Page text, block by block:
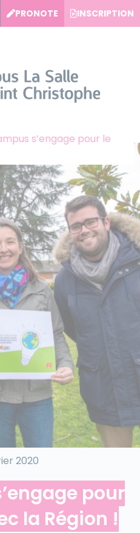
PRONOTE INSCRIPTION
s’engage pour le
2020
pour
la Région !